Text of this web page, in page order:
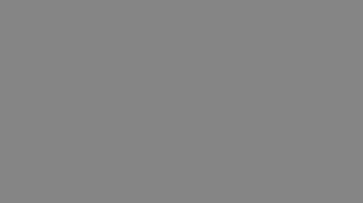
ότι
τιμώνται σε
ανθρώπων
επωφελές
προκειμένου να
σχετικά με
τους.
ανθρώπων
είναι επωφελές
προκειμένου να
σχετικά με